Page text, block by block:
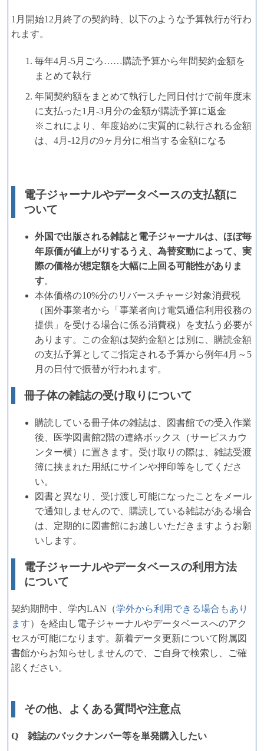
1月開始12月終了の契約時、以下のような予算執行が行わ
れます。
毎年4月-5月ごろ……購読予算から年間契約金額を
まとめて執行
年間契約額をまとめて執行した同日付けで前年度末
に支払った1月-3月分の金額が購読予算に返金
※これにより、年度始めに実質的に執行される金額
は、4月-12月の9ヶ月分に相当する金額になる
電子ジャーナルやデータベースの支払額に
ついて
外国で出版される雑誌と電子ジャーナルは、ほぼ毎
年原価が値上がりするうえ、為替変動によって、実
際の価格が想定額を大幅に上回る可能性がありま
す。
本体価格の10%分のリバースチャージ対象消費税
（国外事業者から「事業者向け電気通信利用役務の
提供」を受ける場合に係る消費税）を支払う必要が
あります。この金額は契約金額とは別に、購読金額
の支払予算としてご指定される予算から例年4月～5
月の日付で振替が行われます。
冊子体の雑誌の受け取りについて
購読している冊子体の雑誌は、図書館での受入作業
後、医学図書館2階の連絡ボックス（サービスカウ
ンター横）に置きます。受け取りの際は、雑誌受渡
簿に挟まれた用紙にサインや押印等をしてくださ
い。
図書と異なり、受け渡し可能になったことをメール
で通知しませんので、購読している雑誌がある場合
は、定期的に図書館にお越しいただきますようお願
いします。
電子ジャーナルやデータベースの利用方法
について
契約期間中、学内LAN（学外から利用できる場合もあり
ます）を経由し電子ジャーナルやデータベースへのアク
セスが可能になります。新着データ更新について附属図
書館からお知らせしませんので、ご自身で検索し、ご確
認ください。
その他、よくある質問や注意点
Q 雑誌のバックナンバー等を単発購入したい